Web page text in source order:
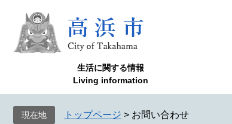
で
ば
生活に関する情報
Living information
現在地 トップページ > お問い合わせ